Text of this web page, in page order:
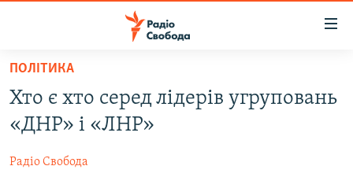
Перейти
основного
матеріалу
до
ПОЛІТИКА
ВІЙНА
ПОЛІТИКА
Хто є хто серед лідерів угруповань
«ДНР» і «ЛНР»
Радіо Свобода